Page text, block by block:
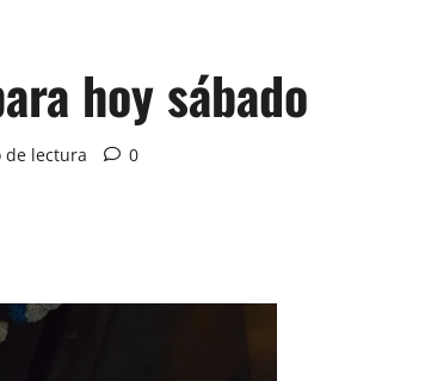
hoy sábado
de lectura 0